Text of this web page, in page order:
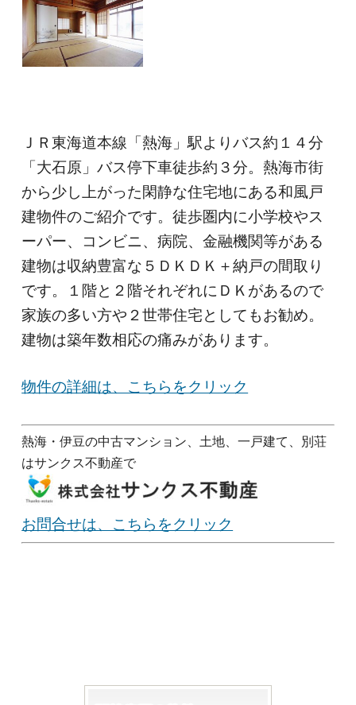
ＪＲ東海道本線「熱海」駅よりバス約１４分
「大石原」バス停下車徒歩約３分。熱海市街
から少し上がった閑静な住宅地にある和風戸
建物件のご紹介です。徒歩圏内に小学校やス
ーパー、コンビニ、病院、金融機関等がある
建物は収納豊富な５ＤＫＤＫ＋納戸の間取り
です。１階と２階それぞれにＤＫがあるので
家族の多い方や２世帯住宅としてもお勧め。
建物は築年数相応の痛みがあります。
物件の詳細は、こちらをクリック
熱海・伊豆の中古マンション、土地、一戸建て、別荘
はサンクス不動産で
お問合せは、こちらをクリック